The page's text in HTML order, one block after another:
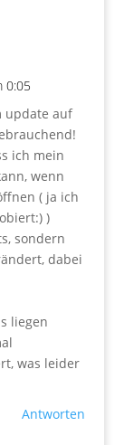
0:05
update auf
ich mein
wenn
( ja ich
)
sondern
dabei
liegen
was leider
Antworten